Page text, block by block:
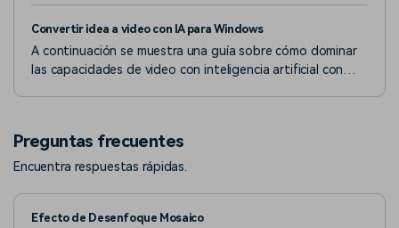
Convertir idea a video con IA para Windows
A continuación se muestra una guía sobre cómo dominar
las capacidades de video con inteligencia artificial con
Preguntas frecuentes
Encuentra respuestas rápidas.
Efecto de Desenfoque Mosaico